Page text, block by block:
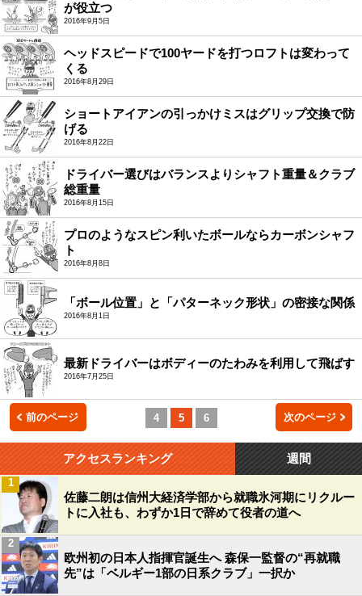
が役立つ
2016年9月5日
ヘッドスピードで100ヤードを打つロフトは変わって
くる
2016年8月29日
ショートアイアンの引っかけミスはグリップ交換で防
げる
2016年8月22日
ドライバー選びはバランスよりシャフト重量＆クラブ
総重量
2016年8月15日
プロのようなスピン利いたボールならカーボンシャフ
ト
2016年8月8日
「ボール位置」と「パターネック形状」の密接な関係
2016年8月1日
最新ドライバーはボディーのたわみを利用して飛ばす
2016年7月25日
前のページ 4 5 6 次のページ
アクセスランキング 週間
佐藤二朗は信州大経済学部から就職氷河期にリクルー
トに入社も、わずか1日で辞めて役者の道へ
1
欧州初の日本人指揮官誕生へ 森保一監督の“再就職
先”は「ベルギー1部の日系クラブ」一択か
2